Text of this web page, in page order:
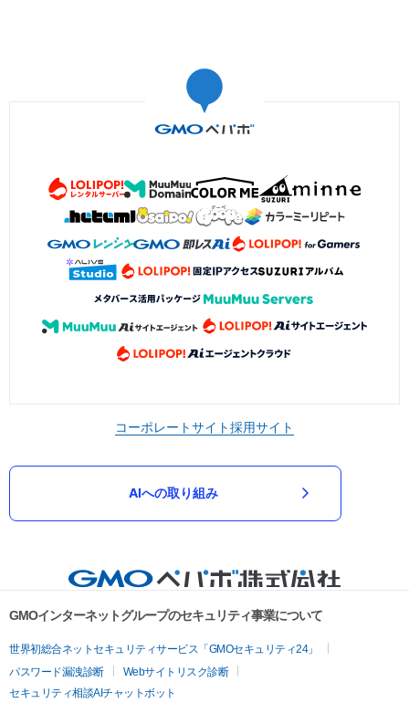
コーポレートサイト採用サイト
AIへの取り組み
GMOインターネットグループのセキュリティ事業について
世界初総合ネットセキュリティサービス「GMOセキュリティ24」
パスワード漏洩診断
Webサイトリスク診断
セキュリティ相談AIチャットボット